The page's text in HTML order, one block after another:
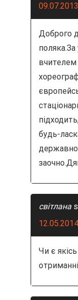
о
м
Доброго
вчителем
будь-
світлана
Чи є